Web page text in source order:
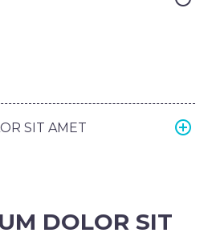
SIT AMET
DOLOR SIT